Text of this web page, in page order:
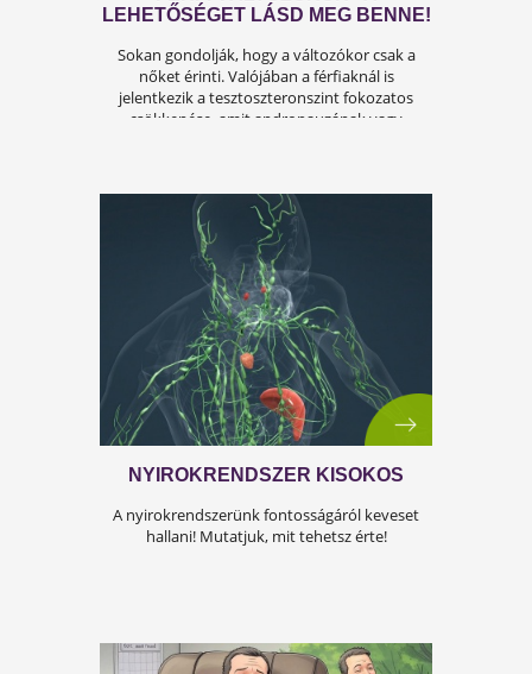
A KÁNIKULA 6 LEGFŐBB
Amikor a hőmérséklet tartósan 30–35 °C fölé
emelkedik, szervezetünk hőszabályozó